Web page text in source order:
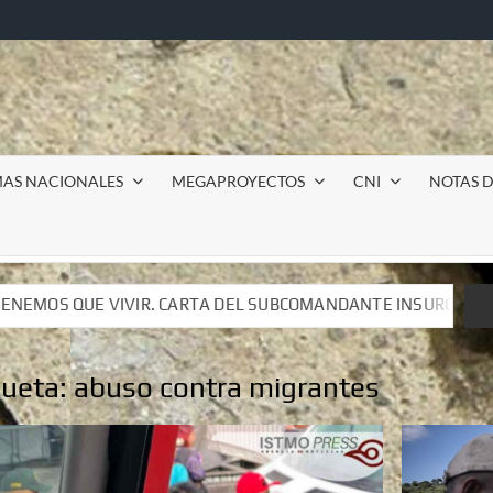
NACIONALES MEGAPROYECTOS CNI NOTAS
INSURGENTE MOISÉS A LUIS DE TAVIRA
INSURGENTE MOISÉS A LUIS DE TAVIRA
abuso contra migrantes